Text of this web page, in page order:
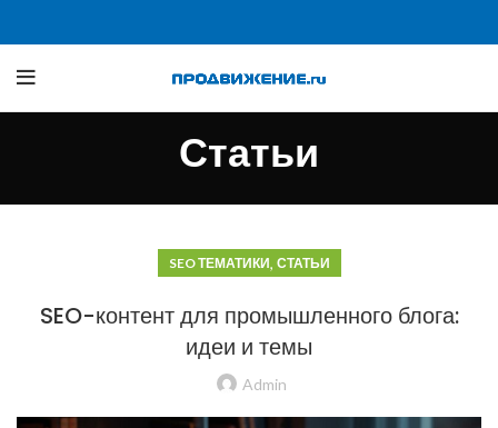
Статьи
SEO ТЕМАТИКИ, СТАТЬИ
SEO-контент для промышленного блога:
идеи и темы
Admin